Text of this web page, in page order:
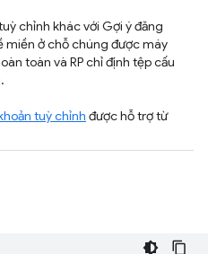
chỉnh khác với Gợi ý đăng
miền ở chỗ chúng được máy
toàn và RP chỉ định tệp cấu
tuỳ chỉnh được hỗ trợ từ